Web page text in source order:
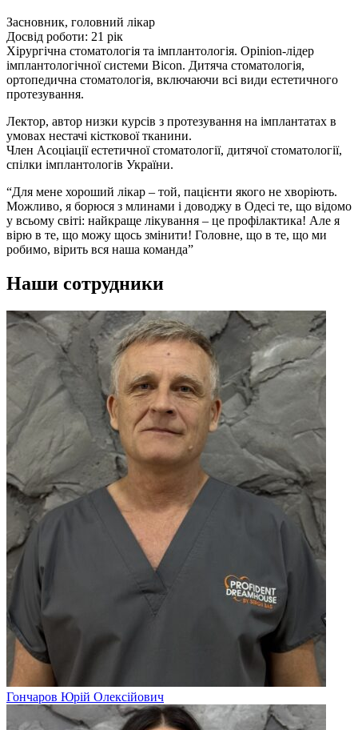
Засновник, головний лікар
Досвід роботи: 21 рік
Хірургічна стоматологія та імплантологія. Opinion-лідер
імплантологічної системи Bicon. Дитяча стоматологія,
ортопедична стоматологія, включаючи всі види естетичного
протезування.
Лектор, автор низки курсів з протезування на імплантатах в
умовах нестачі кісткової тканини.
Член Асоціації естетичної стоматології, дитячої стоматології,
спілки імплантологів України.
“Для мене хороший лікар – той, пацієнти якого не хворіють.
Можливо, я борюся з млинами і доводжу в Одесі те, що відомо
у всьому світі: найкраще лікування – це профілактика! Але я
вірю в те, що можу щось змінити! Головне, що в те, що ми
робимо, вірить вся наша команда”
Наши сотрудники
Гончаров Юрій Олексійович